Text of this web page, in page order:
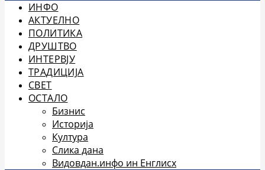
ИНФО
АКТУЕЛНО
ПОЛИТИКА
ДРУШТВО
ИНТЕРВЈУ
ТРАДИЦИЈА
СВЕТ
ОСТАЛО
Бизнис
Историја
Култура
Слика дана
Видовдан.инфо ин Енглисх